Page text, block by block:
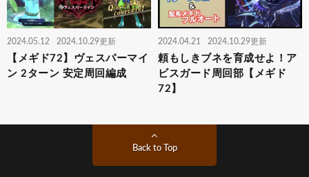
2024.05.12 2024.10.29更新
【メギド72】ヴェスパーマイ
ン 2ターン 安定周回編成
2024.04.21 2024.10.29更新
頼もしきブネを育成せよ！ア
ビスガード周回部【メギド
72】
Back to Top